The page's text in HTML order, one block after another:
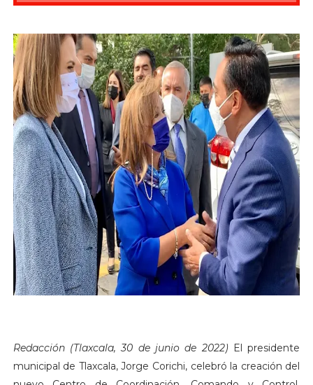
Redacción (Tlaxcala, 30 de junio de 2022) El presidente
municipal de Tlaxcala, Jorge Corichi, celebró la creación del